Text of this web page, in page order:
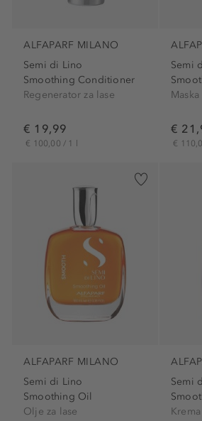
ALFAPARF MILANO
Semi di Lino
Smoothing Conditioner
Regenerator za lase
€ 19,99
€ 100,00 / 1 l
Semi
Maska
€
€
ALFAPARF MILANO
Semi di Lino
Smoothing Oil
Olje za lase
Semi